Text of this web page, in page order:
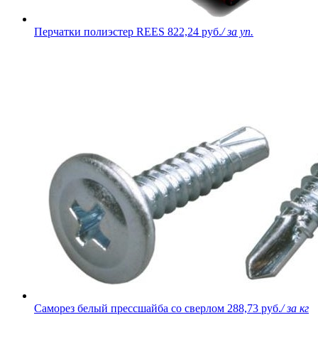
Перчатки полиэстер REES 822,24 руб./ за уп.
Саморез белый прессшайба со сверлом 288,73 руб./ за кг